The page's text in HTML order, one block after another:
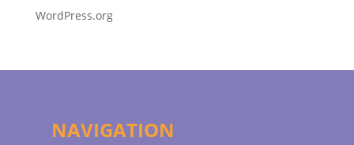
WordPress.org
NAVIGATION